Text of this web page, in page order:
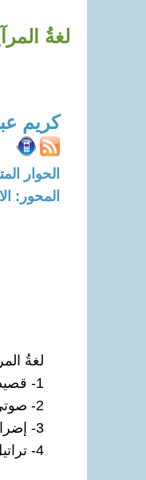
لغةُ
كريم
الحوار المتمدن-
المحور:
لغةُ
1- قصيدة : متى يكتحلُ الشعورُ بلمسةِ أملٍ ..؟ - بقلم : سامية خليفة – لبنان .
2- صوتي معي لمْ يزل يبحثُ عنّي - بقلم : ثائر العلوي – العراق .
3- إضرام النصّ – بقلم : عائشة احمد بازامة – ليبيا .
4- تراتيل في حضرة الغياب – بقلم : أحلام البياتي – العراق .